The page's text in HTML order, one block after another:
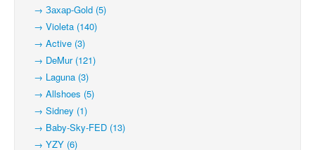
→ Захар-Gold (5)
→ Violeta (140)
→ Active (3)
→ DeMur (121)
→ Laguna (3)
→ Allshoes (5)
→ Sidney (1)
→ Baby-Sky-FED (13)
→ YZY (6)